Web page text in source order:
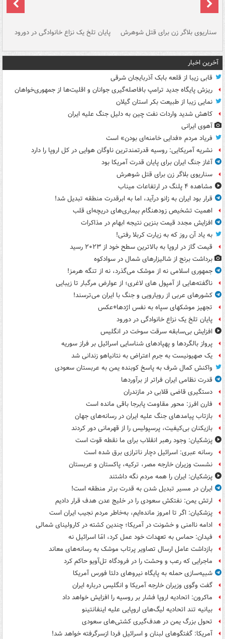
سناریوی بلاگر زن برای قتل شوهرش پایان تلخ یک نزاع خانوادگی در دورود
آخرین اخبار
قابی زیبا از قلعه بابک آذربایجان شرقی
ریزش پایگاه جدید ترامپ بافاصله‌گیری جوانان و اقلیت‌ها از جمهوری‌خواهان
نمایی زیبا از طبیعت بکر استان گیلان
کاهش شدید واردات نفت چین به دلیل جنگ علیه ایران
آهوی ایرانی
فریاد مردم «فدایی خامنه‌ای بودن» است
نشریه آمریکایی: روسیه قدرتمندترین ناوگان هوایی در کل اروپا را دارد
آغاز جنگ ایران برای پایان قدرت آمریکا بود
سناریوی بلاگر زن برای قتل شوهرش
مشاهده ۴ پلنگ در ارتفاعات میناب
قرار بود ایران به زانو درآید، اما به ابرقدرت منطقه تبدیل شد!
اهمیت تشخیص زودهنگام بیماری‌های دریچه‌ای قلب
افزایش مجدد قیمت بنزین نتیجه ابهام در مذاکرات
به یاد آن روز که به زیارت کربلا رفتی!
قیمت گاز در اروپا به بالاترین سطح خود از ۲۰۲۳ رسید
برداشت برنج از شالیزارهای شمال در سوادکوه
جمهوری اسلامی نه از موشک می‌گذرد، نه از تنگه هرمز!
ناگفته‌هایی از آمپول های لاغری؛ از عوارض مرگبار تا زیبایی
کشورهای عربی از رویارویی و جنگ با ایران می‌ترسند!
تجهیز موشکهای سپاه به نفس اژدها+عکس
پایان تلخ یک نزاع خانوادگی در دورود
افزایش بی‌سابقه سرقت سوخت در انگلیس
پرواز بالگردها و پهپادهای شناسایی اسرائیل بر فراز سوریه
یک صهیونیست به جرم اعتراض به نتانیاهو زندانی شد
واکنش کمال شرف به پاسخ کوبنده یمن به عربستان سعودی
قدرت نظامی ایران فراتر از برآوردها
دستگیری قاضی قلابی در مازندران
فارن افرز: محور مقاومت پابرجا باقی مانده است
بازتاب پیامدهای جنگ علیه ایران در رسانه‌های جهان
بازیکنان بی‌کیفیت، پرسپولیس را از قهرمانی دور کردند
پزشکیان: وجود رهبر انقلاب برای ما نقطه قوت است
رسانه عبری: اسرائیل دچار ناترازی برق شده است
نشست وزیران خارجه مصر، ترکیه، پاکستان و عربستان
پزشکیان: ایران را همه مردم نگه داشتند
ایران در مسیر تبدیل شدن به قدرت برتر منطقه است!
ارتش یمن: نفتکش سعودی را در خلیج عدن هدف قرار دادیم
پزشکیان: اگر تا امروز مانده‌ایم، به‌خاطر مردم نجیب ایران است
ادامه ناامنی و خشونت در آمریکا؛ چندین کشته در کارولینای شمالی
فیدان: حماس به تعهدات خود عمل کرد، امّا اسرائیل نه
بازداشت عامل ارسال تصاویر پرتاب موشک به رسانه‌های معاند
ماجرایی که رعب و وحشت را در فرودگاه تل‌آویو حاکم کرد
شبیه‌سازی حمله به پایگاه نیروهای دلتا فورس آمریکا
گفت وگوی وزیران خارجه آمریکا و انگلیس درباره ایران
ماکرون: اتحادیه اروپا فشار بر روسیه را افزایش خواهد داد
بیانیه تند اتحادیه لیگ‌های اروپایی علیه اینفانتینو
تحول بزرگ یمن در هدف‌گیری کشتی‌های سعودی
آمریکا: گفتگوهای لبنان و اسرائیل فردا ازسرگرفته خواهد شد!